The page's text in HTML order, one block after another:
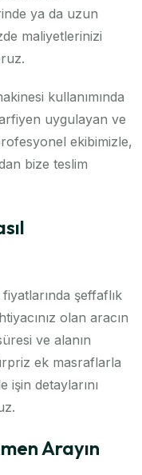
ya da uzun
maliyetlerinizi
kullanımında
uygulayan ve
ekibimizle,
bize teslim
fiyatlarında şeffaflık
olan aracın
ve alanın
ek masraflarla
işin detaylarını
Arayın